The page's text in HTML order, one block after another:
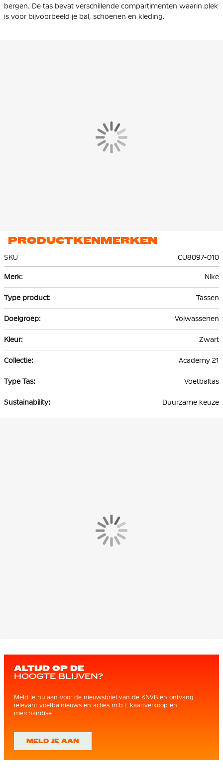
bergen. De tas bevat verschillende compartimenten waarin plek
is voor bijvoorbeeld je bal, schoenen en kleding.
PRODUCTKENMERKEN
SKU
CU8097-010
informatie
Nike
Tassen
Volwassenen
Zwart
Academy 21
Voetbaltas
Duurzame keuze
ALTIJD OP DE
HOOGTE BLIJVEN?
Meld je nu aan voor de nieuwsbrief van de KNVB en ontvang
relevant voetbalnieuws en acties m.b.t. kaartverkoop en
merchandise.
MELD JE AAN